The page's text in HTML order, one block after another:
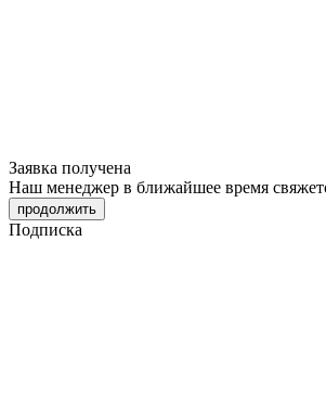
Заявка получена
Наш менеджер в ближайшее время
продолжить
Подписка